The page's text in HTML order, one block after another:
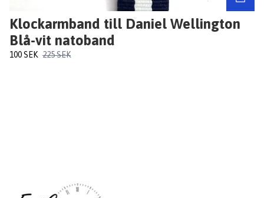
Klockarmband till Daniel Wellington
Blå-vit natoband
100 SEK 225 SEK